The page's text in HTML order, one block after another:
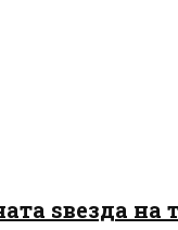
ѕвезда на